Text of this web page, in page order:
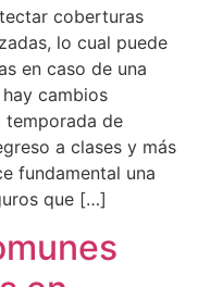
coberturas
lo cual puede
en caso de una
cambios
temporada de
a clases y más
fundamental una
que […]